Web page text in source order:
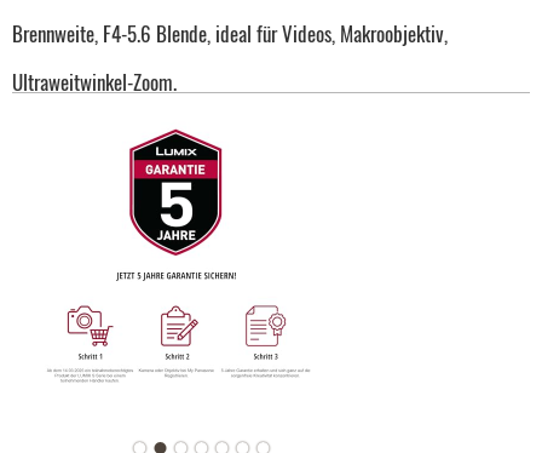
Brennweite, F4-5.6 Blende, ideal für Videos, Makroobjektiv,
Ultraweitwinkel-Zoom.